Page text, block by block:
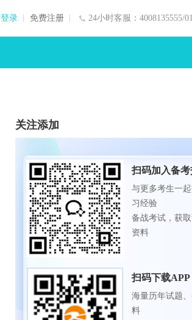
24小时客服：4008135555/
录 免费注册
关注添加
扫码加入备
与更多考生一
习经验
备战考试，获
资料
扫码下载APP
海量历年试题
料